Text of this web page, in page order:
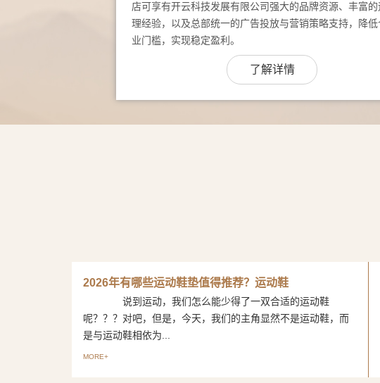
店可享有开云科技发展有限公司强大的品牌资源、丰富的
理经验，以及总部统一的广告投放与营销策略支持，降低
业门槛，实现稳定盈利。
了解详情
2026年有哪些运动鞋垫值得推荐？运动鞋
说到运动，我们怎么能少得了一双合适的运动鞋
呢？？？对吧，但是，今天，我们的主角显然不是运动鞋，而
是与运动鞋相依为...
MORE+